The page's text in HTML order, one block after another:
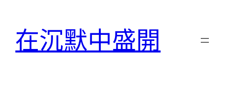
在沉默中盛開